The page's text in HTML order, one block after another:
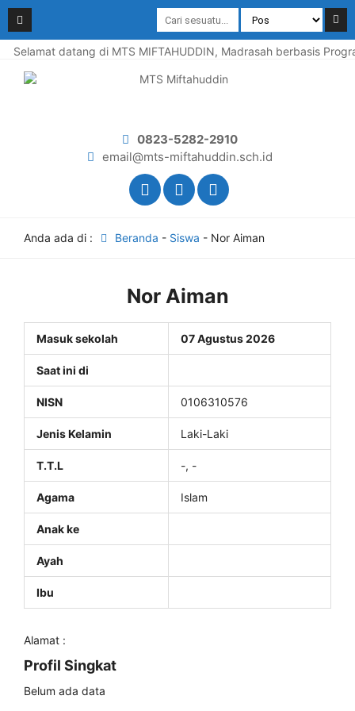
Selamat datang di MTS MIFTAHUDDIN, Madrasah berbasis
0823-5282-2910
email@mts-miftahuddin.sch.id
Anda ada di : Beranda - Siswa - Nor Aiman
Nor Aiman
Masuk sekolah 07 Agustus 2026
Saat ini di
NISN 0106310576
Jenis Kelamin Laki-Laki
T.T.L -, -
Agama Islam
Anak ke
Ayah
Ibu
Alamat :
Profil Singkat
Belum ada data